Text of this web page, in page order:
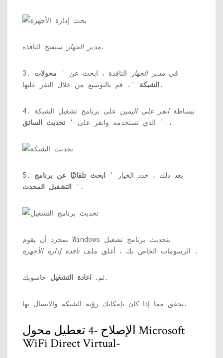
مدير الجهازستفتح النافذة.
3. في مدير الجهاز النافذة ، ابحث عن ' محولات
الشبكة '. قم بالتوسيع من خلال النقر عليها.
4. ببساطةانقر على اليمين على برنامج تشغيل الشبكة
الذي تستخدمه وانقر على ' تحديث السائق ' .
5. بعد ذلك ، حدد الخيار ' ابحث تلقائيًا عن برنامج
التشغيل المحدث '.
بمجرد أن يقوم Windows بتحديث برنامج تشغيل
الرسومات الخاص بك ، أغلق ملف نافذة إدارة الأجهزة .
ثم، اعادة التشغيل حاسوبك.
تحقق مما إذا كان بإمكانك رؤية الشبكة والاتصال بها.
الإصلاح -4 تعطيل محول Microsoft
WiFi Direct Virtual-